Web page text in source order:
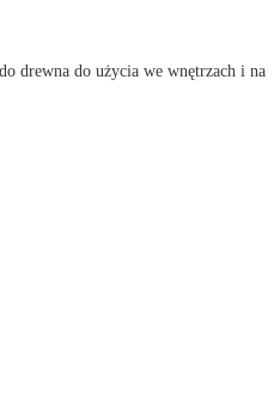
drewna do użycia we wnętrzach i na